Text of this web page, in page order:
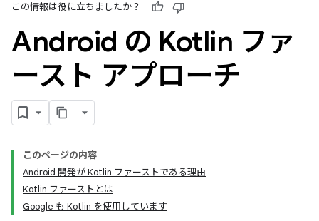
この情報は役に立ちましたか？
Android の Kotlin ファ
ースト アプローチ
このページの内容
Android 開発が Kotlin ファーストである理由
Kotlin ファーストとは
Google も Kotlin を使用しています